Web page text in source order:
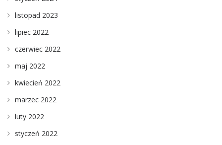
listopad 2023
lipiec 2022
czerwiec 2022
maj 2022
kwiecień 2022
marzec 2022
luty 2022
styczeń 2022